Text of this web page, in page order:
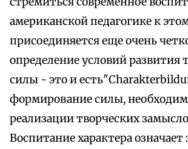
американской педагогике к
присоединяется еще очень
определение условий развития
силы - это и
формирование силы,
реализации творческих
Воспитание характера означает